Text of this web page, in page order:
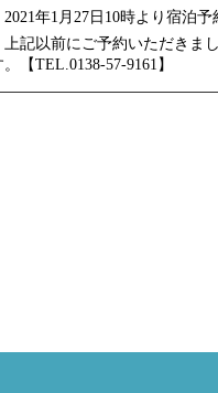
2021年1月27日10時より宿泊
上記以前にご予約いただきま
。【TEL.0138-57-9161】